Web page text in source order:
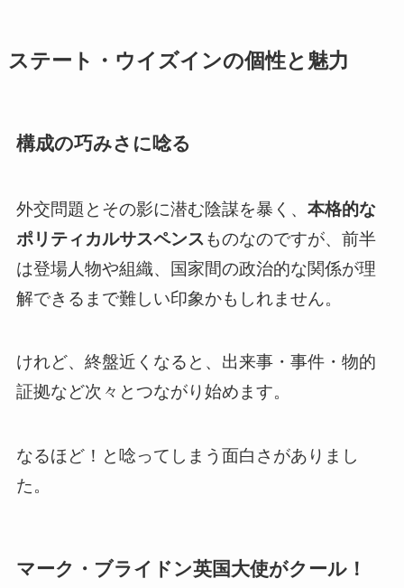
ステート・ウイズインの個性と魅力
構成の巧みさに唸る
外交問題とその影に潜む陰謀を暴く、 本格的な
ポリティカルサスペンス ものなのですが、 前半
は登場人物や組織、国家間の政治的な関係が理
解できるまで難しい印象かもしれません。
けれど、終盤近くなると、出来事・事件・物的
証拠など次々とつながり始めます。
なるほど！と唸ってしまう面白さがありまし
た。
マーク・ブライドン英国大使がクール！